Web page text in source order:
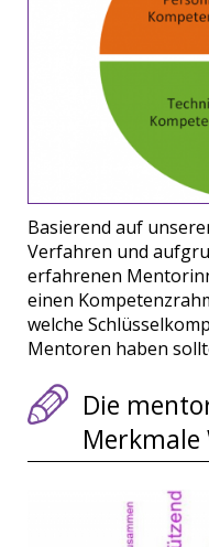
Basierend auf
Verfahren und
erfahrenen
einen
welche
Mentoren haben
Die